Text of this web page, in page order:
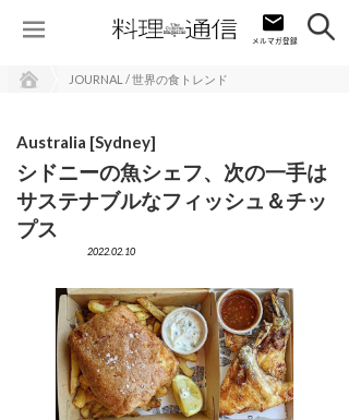
JOURNAL / 世界の食トレンド
Australia [Sydney]
シドニーの魚シェフ、次の一手は
サステナブルなフィッシュ＆チッ
プス
2022.02.10